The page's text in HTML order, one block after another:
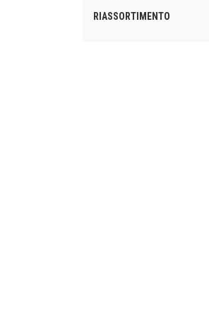
RIASSORTIMENTO